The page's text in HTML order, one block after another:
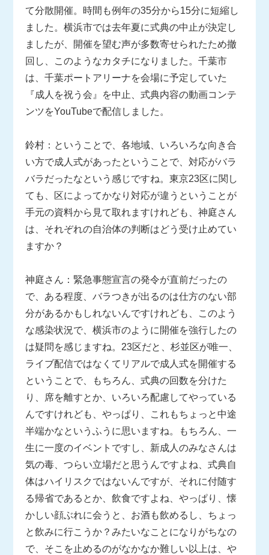
て分散開催。時間も例年の35分から15分に短縮し
ました。横浜市では去年夏に式典の中止が決定し
ましたが、開催を望む声が多数寄せられたため撤
回し、このようなカタチになりました。千葉市
は、千葉ポートアリーナを会場に予定していた
『成人を祝う会』を中止、式典内容の動画コンテ
ンツをYouTubeで配信しました。
鈴村：ということで、各地域、いろいろな向き合
い方で成人式があったということで、対応がバラ
バラだったなという感じですね。東京23区に関し
ても、区によってかなり対応が違うということが
手元の資料から見て取れますけれども、神庭さん
は、それぞれの自治体の判断はどう受け止めてい
ますか？
神庭さん：緊急事態宣言の発令が直前だったの
で、ある程度、バラつきが出るのは仕方のない部
分があるかもしれないんですけれども、このよう
な感染状況で、横浜市のように開催を強行したの
は疑問を感じますね。23区だと、杉並区が唯一、
ライブ配信ではなくてリアルで成人式を開催する
ということで、もちろん、式典の回数を分けた
り、席を離すとか、いろいろ配慮してやっている
んですけれども、やっぱり、これもちょっと中途
半端かなというふうに思いますね。もちろん、一
生に一度のイベントですし、新成人のみなさんは
気の毒、つらい立場だと思うんですよね、式典自
体はハイリスクではないんですが、それに付随す
る帰省であるとか、飲食ですよね、やっぱり、懐
かしい顔ぶれに会うと、お酒も飲めるし、ちょっ
と飲みに行こうか？みたいなことになりがちなの
で、そこを止めるのがなかなか難しい以上は、や